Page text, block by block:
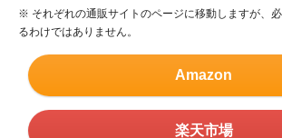
※ それぞれの通販サイトのページに移動しますが、
るわけではありません。
Amazon
楽天市場